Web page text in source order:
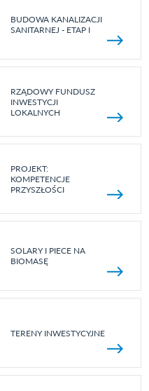
BUDOWA KANALIZACJI
SANITARNEJ - ETAP I
RZĄDOWY FUNDUSZ
INWESTYCJI
LOKALNYCH
PROJEKT:
KOMPETENCJE
PRZYSZŁOŚCI
SOLARY I PIECE NA
BIOMASĘ
TERENY INWESTYCYJNE